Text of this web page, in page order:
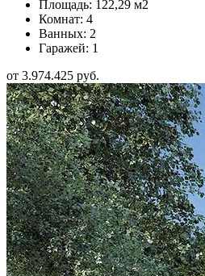
Площадь: 122,29 м2
Комнат: 4
Ванных: 2
Гаражей: 1
от 3.974.425 руб.